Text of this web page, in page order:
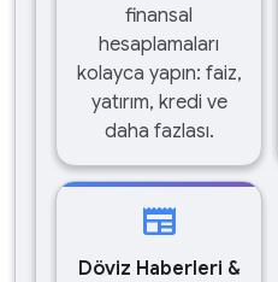
finansal
hesaplamaları
kolayca yapın: faiz,
yatırım, kredi ve
daha fazlası.
newspaper
Döviz Haberleri &